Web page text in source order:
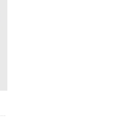
Chinelo Dedo Feminino Santa Lolla Laranja